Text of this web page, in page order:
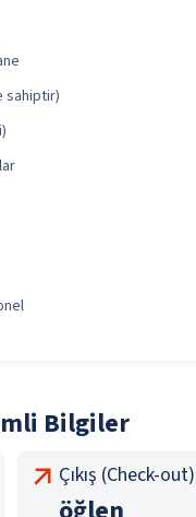
sahiptir)
Bilgiler
Çıkış (Check-out)